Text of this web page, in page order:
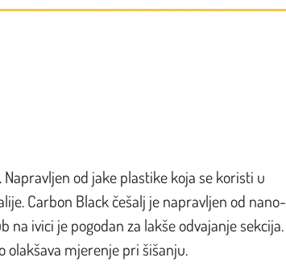
od jake plastike koja se koristi u
Carbon Black češalj je napravljen od nano-
ivici je pogodan za lakše odvajanje sekcija.
olakšava mjerenje pri šišanju.